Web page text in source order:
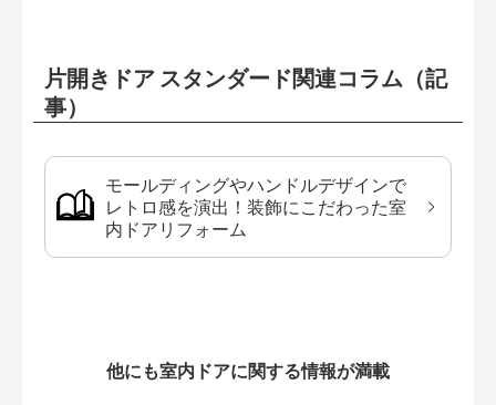
片開きドア スタンダード関連コラム（記
事）
モールディングやハンドルデザインで
レトロ感を演出！装飾にこだわった室
内ドアリフォーム
他にも室内ドアに関する情報が満載